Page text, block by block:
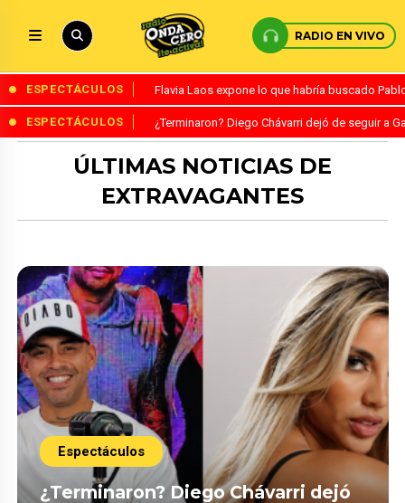
RADIO EN VIVO
ESPECTÁCULOS Flavia Laos expone lo que habría buscado
ESPECTÁCULOS ¿Terminaron? Diego Chávarri dejó de seguir a
ÚLTIMAS NOTICIAS DE
EXTRAVAGANTES
Espectáculos
¿Terminaron? Diego Chávarri dejó